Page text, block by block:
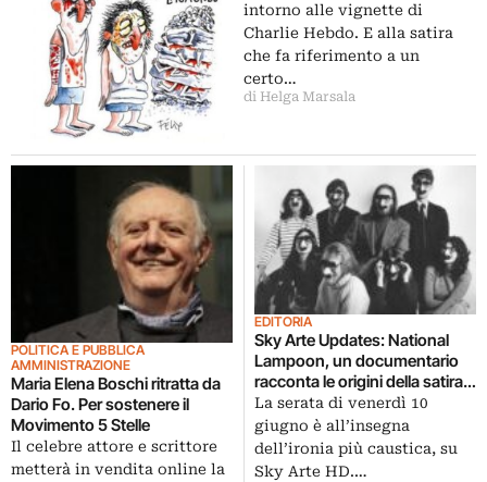
intorno alle vignette di
Charlie Hebdo. E alla satira
che fa riferimento a un
certo…
di Helga Marsala
POLITICA E PUBBLICA
AMMINISTRAZIONE
Maria Elena Boschi ritratta da
Dario Fo. Per sostenere il
Movimento 5 Stelle
Il celebre attore e scrittore
metterà in vendita online la
EDITORIA
Sky Arte Updates: National
Lampoon, un documentario
racconta le origini della satira
americana
La serata di venerdì 10
giugno è all’insegna
dell’ironia più caustica, su
Sky Arte HD.…